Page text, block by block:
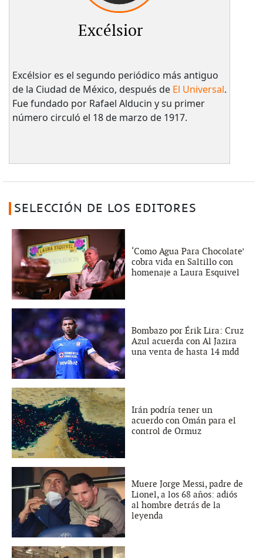
Excélsior
Excélsior es el segundo periódico más antiguo
de la Ciudad de México, después de El Universal.
Fue fundado por Rafael Alducin y su primer
número circuló el 18 de marzo de 1917.
SELECCIÓN DE LOS EDITORES
‘Como Agua Para Chocolate’
cobra vida en Saltillo con
homenaje a Laura Esquivel
Bombazo por Érik Lira: Cruz
Azul acuerda con Al Jazira
una venta de hasta 14 mdd
Irán podría tener un
acuerdo con Omán para el
control de Ormuz
Muere Jorge Messi, padre de
Lionel, a los 68 años: adiós
al hombre detrás de la
leyenda